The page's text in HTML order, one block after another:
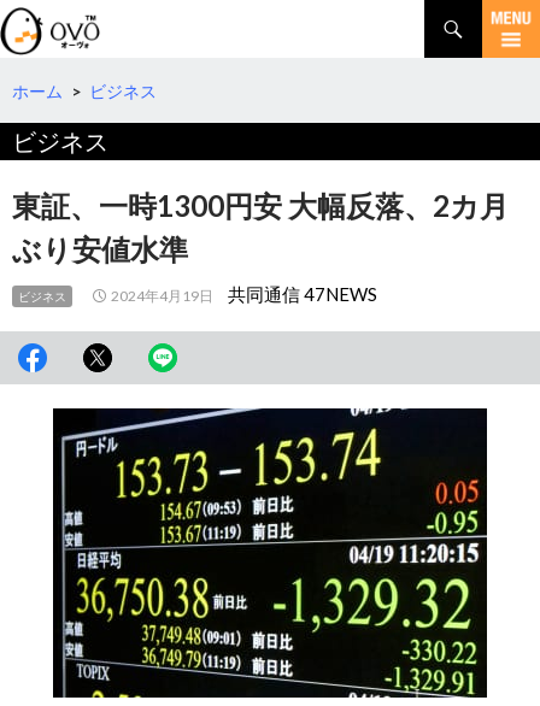
検
索
コ
テ
へ
移
動
ホーム > ビジネス
ビジネス
東証、一時1300円安 大幅反落、2カ月
ぶり安値水準
ビジネス 2024年4月19日 共同通信 47NEWS